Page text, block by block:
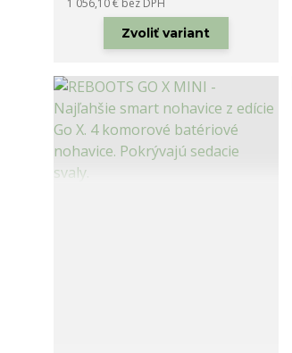
1 056,10 € bez DPH
Zvoliť variant